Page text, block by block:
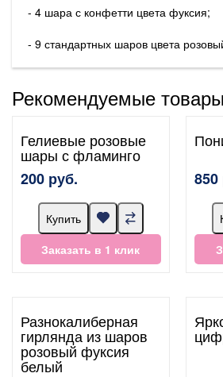
- 4 шара с конфетти цвета фуксия;
- 9 стандартных шаров цвета
Рекомендуемые товары
Гелиевые розовые
шары с фламинго
200 руб.
Купить
Заказать в 1 клик
850
Разнокалиберная
гирлянда из шаров
розовый фуксия
белый